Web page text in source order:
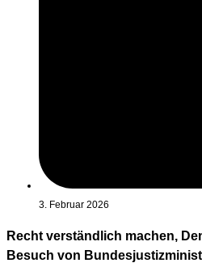
3. Februar 2026
Recht verständlich machen,
Besuch von